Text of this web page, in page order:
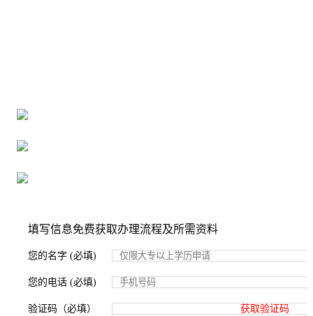
填写信息免费获取办理流程及所需资料
您的名字 (必填)
您的电话 (必填)
验证码（必填） 获取验证码